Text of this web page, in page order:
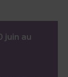
juin au